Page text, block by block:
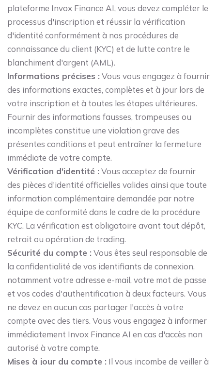
plateforme Invox Finance AI, vous devez compléter le
processus d'inscription et réussir la vérification
d'identité conformément à nos procédures de
connaissance du client (KYC) et de lutte contre le
blanchiment d'argent (AML).
Informations précises : Vous vous engagez à fournir
des informations exactes, complètes et à jour lors de
votre inscription et à toutes les étapes ultérieures.
Fournir des informations fausses, trompeuses ou
incomplètes constitue une violation grave des
présentes conditions et peut entraîner la fermeture
immédiate de votre compte.
Vérification d'identité : Vous acceptez de fournir
des pièces d'identité officielles valides ainsi que toute
information complémentaire demandée par notre
équipe de conformité dans le cadre de la procédure
KYC. La vérification est obligatoire avant tout dépôt,
retrait ou opération de trading.
Sécurité du compte : Vous êtes seul responsable de
la confidentialité de vos identifiants de connexion,
notamment votre adresse e-mail, votre mot de passe
et vos codes d'authentification à deux facteurs. Vous
ne devez en aucun cas partager l'accès à votre
compte avec des tiers. Vous vous engagez à informer
immédiatement Invox Finance AI en cas d'accès non
autorisé à votre compte.
Mises à jour du compte : Il vous incombe de veiller à